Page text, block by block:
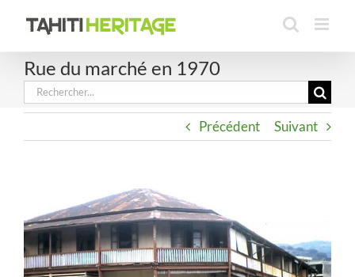
Rue du marché en 1970
Rechercher:
Précédent Suivant